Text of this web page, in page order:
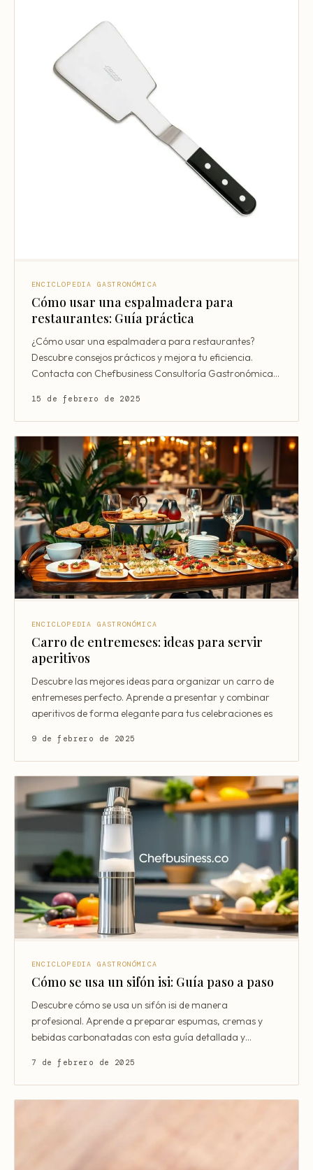
ENCICLOPEDIA GASTRONÓMICA
Cómo usar una espalmadera para
restaurantes: Guía práctica
¿Cómo usar una espalmadera para restaurantes?
Descubre consejos prácticos y mejora tu eficiencia.
Contacta con Chefbusiness Consultoría Gastronómica
15 de febrero de 2025
ENCICLOPEDIA GASTRONÓMICA
Carro de entremeses: ideas para servir
aperitivos
Descubre las mejores ideas para organizar un carro de
entremeses perfecto. Aprende a presentar y combinar
aperitivos de forma elegante para tus celebraciones es
9 de febrero de 2025
ENCICLOPEDIA GASTRONÓMICA
Cómo se usa un sifón isi: Guía paso a paso
Descubre cómo se usa un sifón isi de manera
profesional. Aprende a preparar espumas, cremas y
bebidas carbonatadas con esta guía detallada y
7 de febrero de 2025